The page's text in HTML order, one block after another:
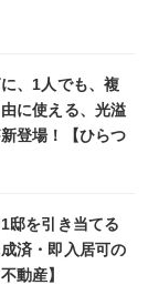
、1人でも、複
に使える、光溢
登場！【ひらつ
邸を引き当てる
済・即入居可の
動産】